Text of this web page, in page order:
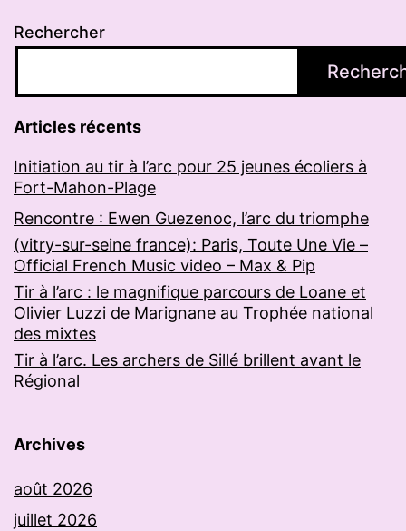
Rechercher
Articles récents
Initiation au tir à l’arc pour 25 jeunes écoliers à
Fort-Mahon-Plage
Rencontre : Ewen Guezenoc, l’arc du triomphe
(vitry-sur-seine france): Paris, Toute Une Vie –
Official French Music video – Max & Pip
Tir à l’arc : le magnifique parcours de Loane et
Olivier Luzzi de Marignane au Trophée national
des mixtes
Tir à l’arc. Les archers de Sillé brillent avant le
Régional
Archives
août 2026
juillet 2026